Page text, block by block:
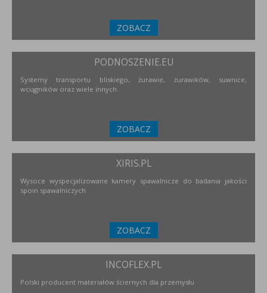
ZOBACZ
PODNOSZENIE.EU
Systemy transportu bliskiego, żurawie, żurawików, suwnice,
wciągników oraz wiele innych.
ZOBACZ
XIRIS.PL
Wysoce wyspecjalizowane kamery spawalnicze do badania jakości
spoin spawalniczych
ZOBACZ
INCOFLEX.PL
Polski producent materiałów ściernych dla przemysłu